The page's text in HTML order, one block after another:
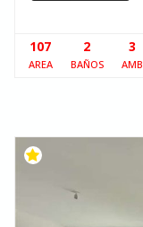
107
AREA
2
BAÑOS
3
AMB